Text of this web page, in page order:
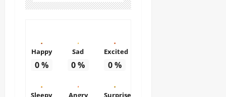
Happy
0%
Sad
0%
Excited
0%
Sleepy Angry Surprise